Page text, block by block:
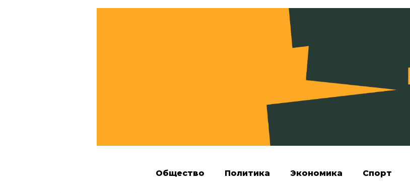
Общество Политика Экономика Спорт